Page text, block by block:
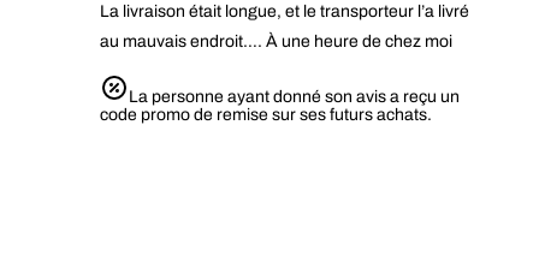
La livraison était longue, et le transporteur l’a livré
au mauvais endroit…. À une heure de chez moi
La personne ayant donné son avis a reçu un
code promo de remise sur ses futurs achats.